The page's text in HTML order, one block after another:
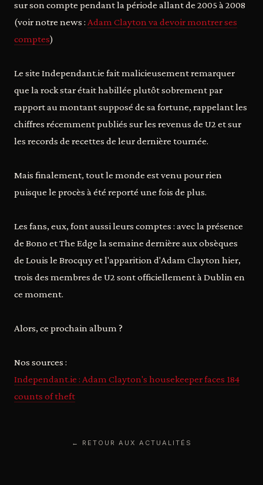
sur son compte pendant la période allant de 2005 à 2008
(voir notre news : Adam Clayton va devoir montrer ses
comptes)
Le site Independant.ie fait malicieusement remarquer
que la rock star était habillée plutôt sobrement par
rapport au montant supposé de sa fortune, rappelant les
chiffres récemment publiés sur les revenus de U2 et sur
les records de recettes de leur dernière tournée.
Mais finalement, tout le monde est venu pour rien
puisque le procès à été reporté une fois de plus.
Les fans, eux, font aussi leurs comptes : avec la présence
de Bono et The Edge la semaine dernière aux obsèques
de Louis le Brocquy et l'apparition d'Adam Clayton hier,
trois des membres de U2 sont officiellement à Dublin en
ce moment.
Alors, ce prochain album ?
Nos sources :
Independant.ie : Adam Clayton's housekeeper faces 184
counts of theft
← RETOUR AUX ACTUALITÉS